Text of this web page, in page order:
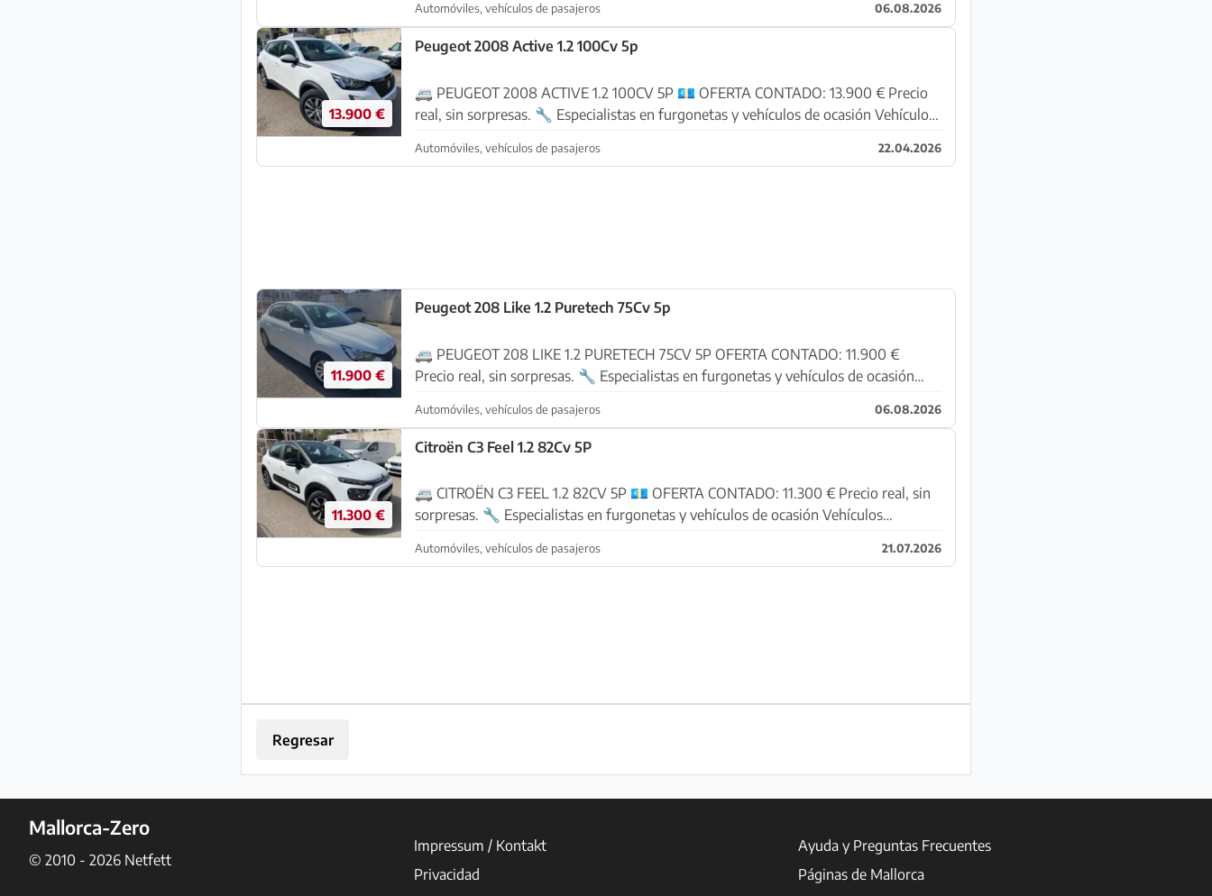
Automóviles, vehículos de pasajeros 06.08.2026
13.900 €
Peugeot 2008 Active 1.2 100Cv 5p
🚐 PEUGEOT 2008 ACTIVE 1.2 100CV 5P 💶 OFERTA CONTADO: 13.900 € Precio
real, sin sorpresas. 🔧 Especialistas en furgonetas y vehículos de ocasión Vehículos
Automóviles, vehículos de pasajeros 22.04.2026
11.900 €
Peugeot 208 Like 1.2 Puretech 75Cv 5p
🚐 PEUGEOT 208 LIKE 1.2 PURETECH 75CV 5P OFERTA CONTADO: 11.900 €
Precio real, sin sorpresas. 🔧 Especialistas en furgonetas y vehículos de ocasión
Automóviles, vehículos de pasajeros 06.08.2026
11.300 €
Citroën C3 Feel 1.2 82Cv 5P
🚐 CITROËN C3 FEEL 1.2 82CV 5P 💶 OFERTA CONTADO: 11.300 € Precio real, sin
sorpresas. 🔧 Especialistas en furgonetas y vehículos de ocasión Vehículos
Automóviles, vehículos de pasajeros 21.07.2026
Regresar
Mallorca-Zero
© 2010 - 2026 Netfett
Impressum / Kontakt
Privacidad
Ayuda y Preguntas Frecuentes
Páginas de Mallorca